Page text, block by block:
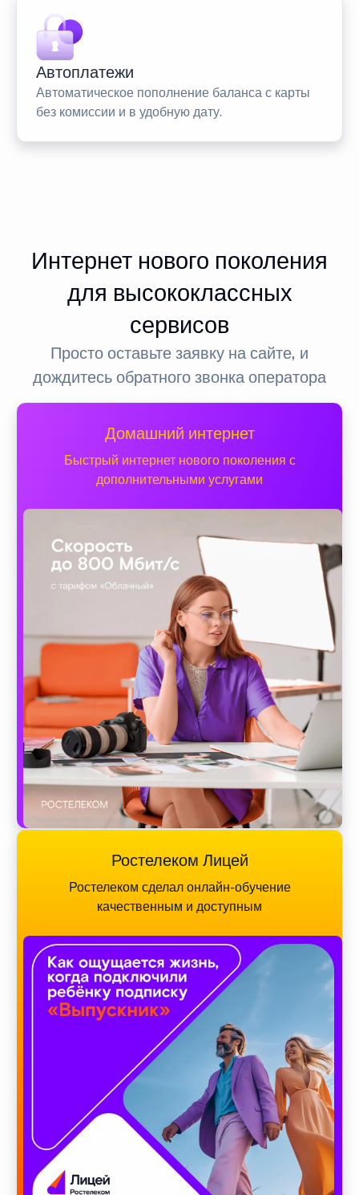
Автоплатежи
Автоматическое пополнение баланса с карты
без комиссии и в удобную дату.
Интернет нового поколения
для высококлассных
сервисов
Просто оставьте заявку на сайте, и
дождитесь обратного звонка оператора
Домашний интернет
Быстрый интернет нового поколения с
дополнительными услугами
Ростелеком Лицей
Ростелеком сделал онлайн-обучение
качественным и доступным